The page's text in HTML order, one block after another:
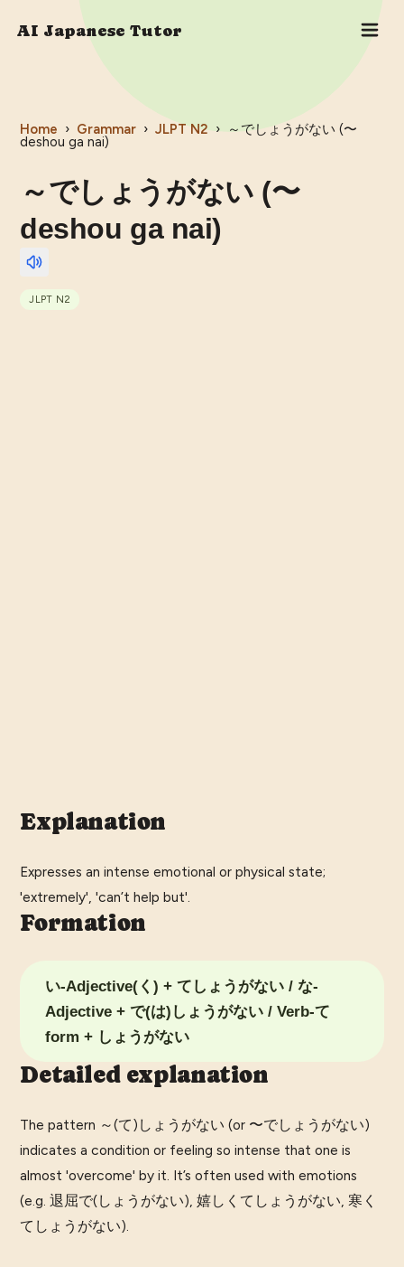
AI Japanese Tutor
Home › Grammar › JLPT N2 › ～でしょうがない (〜
deshou ga nai)
～でしょうがない (〜
deshou ga nai)
JLPT N2
Explanation
Expresses an intense emotional or physical state;
'extremely', 'can’t help but'.
Formation
い-Adjective(く) + てしょうがない / な-
Adjective + で(は)しょうがない / Verb-て
form + しょうがない
Detailed explanation
The pattern ～(て)しょうがない (or 〜でしょうがない)
indicates a condition or feeling so intense that one is
almost 'overcome' by it. It’s often used with emotions
(e.g. 退屈で(しょうがない), 嬉しくてしょうがない, 寒く
てしょうがない).